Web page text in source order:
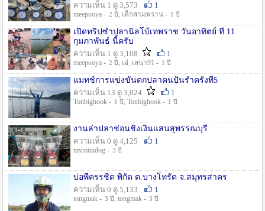
ความเห็น 1 ดู 3,573
1
meepooya - 2 ปี , เด็กสามพราน - 1 ปี
เปิดทริปซ้ำปลานิลโบ้เทพราช วันอาทิตย์ ที่ 11
กุมภาพันธ์ นี้ครับ
ความเห็น 1 ดู 3,108
1
meepooya - 2 ปี , เอ๋_เสนา91 - 1 ปี
แมทช์การแข่งขั้นตกปลาคนปั้นรำครั้งที่5
ความเห็น 13 ดู 3,024
1
Tonbighook - 1 ปี , Tonbighook - 1 ปี
งานล่าปลาช่อนชิงเงินแสนสุพรรณบุรี
ความเห็น 0 ดู 4,125
1
myminidog - 3 ปี
บ่อพี่ครรชิต พิกัด ต.บางโทรัด จ.สมุทรสาคร
ความเห็น 0 ดู 5,133
1
tongmak - 3 ปี , tongmak - 3 ปี